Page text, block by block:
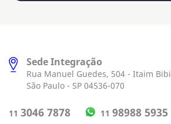
Sede Integração
Rua Manuel Guedes, 504 - Itaim Bibi
São Paulo - SP 04536-070
11 3046 7878 11 98988 5935